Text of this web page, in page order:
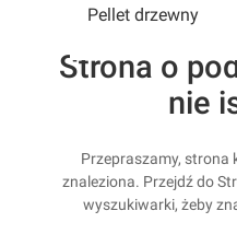
Pellet drzewny
Strona o
nie
Przepraszamy, strona
znaleziona. Przejdź do
wyszukiwarki, żeby